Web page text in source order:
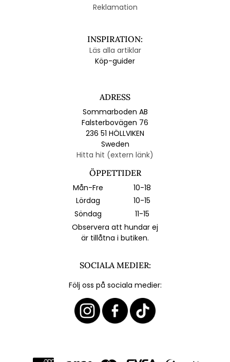
Reklamation
INSPIRATION:
Läs alla artiklar
Köp-guider
ADRESS
Sommarboden AB
Falsterbovägen 76
236 51 HÖLLVIKEN
Sweden
Hitta hit (extern länk)
ÖPPETTIDER
Mån-Fre
10-18
Lördag
10-15
Söndag
11-15
Observera att hundar ej
är tillåtna i butiken.
SOCIALA MEDIER:
Följ oss på sociala medier: